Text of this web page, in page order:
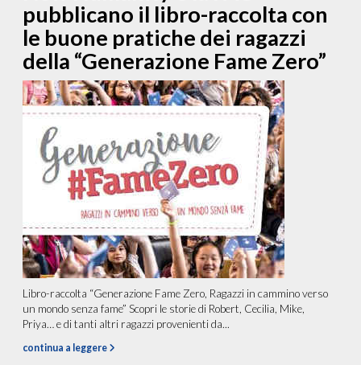
pubblicano il libro-raccolta con
le buone pratiche dei ragazzi
della “Generazione Fame Zero”
Libro-raccolta “Generazione Fame Zero, Ragazzi in cammino verso
un mondo senza fame” Scopri le storie di Robert, Cecilia, Mike,
Priya… e di tanti altri ragazzi provenienti da...
continua a leggere